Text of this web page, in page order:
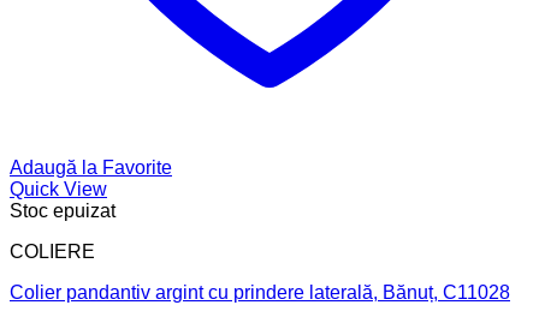
Adaugă la Favorite
Quick View
Stoc epuizat
COLIERE
Colier pandantiv argint cu prindere laterală, Bănuț, C11028